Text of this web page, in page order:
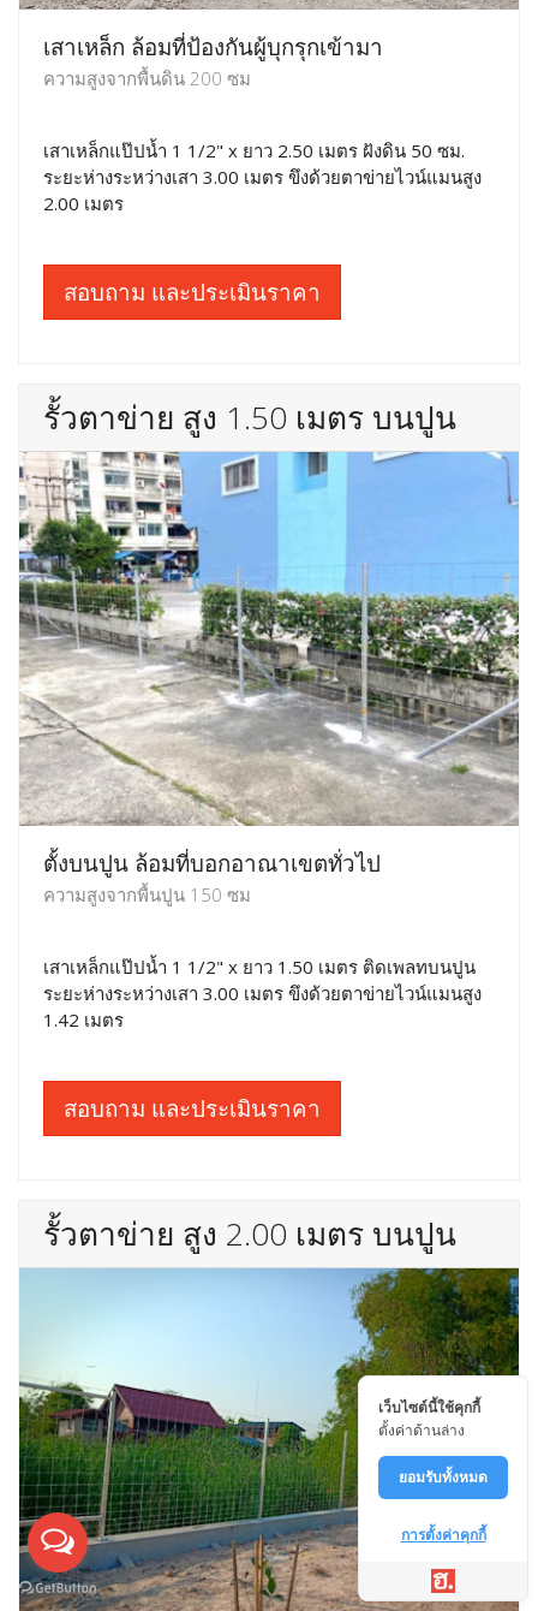
เสาเหล็ก ล้อมที่ป้องกันผู้บุกรุกเข้ามา
ความสูงจากพื้นดิน 200 ซม
เสาเหล็กแป๊ปน้ำ 1 1/2" x ยาว 2.50 เมตร ฝังดิน 50 ซม.
ระยะห่างระหว่างเสา 3.00 เมตร ขึงด้วยตาข่ายไวน์แมนสูง
2.00 เมตร
สอบถาม และประเมินราคา
รั้วตาข่าย สูง 1.50 เมตร บนปูน
ตั้งบนปูน ล้อมที่บอกอาณาเขตทั่วไป
ความสูงจากพื้นปูน 150 ซม
เสาเหล็กแป๊ปน้ำ 1 1/2" x ยาว 1.50 เมตร ติดเพลทบนปูน
ระยะห่างระหว่างเสา 3.00 เมตร ขึงด้วยตาข่ายไวน์แมนสูง
1.42 เมตร
สอบถาม และประเมินราคา
รั้วตาข่าย สูง 2.00 เมตร บนปูน
เว็บไซต์นี้ใช้คุกกี้
ตั้งค่าด้านล่าง
ยอมรับทั้งหมด
การตั้งค่าคุกกี้